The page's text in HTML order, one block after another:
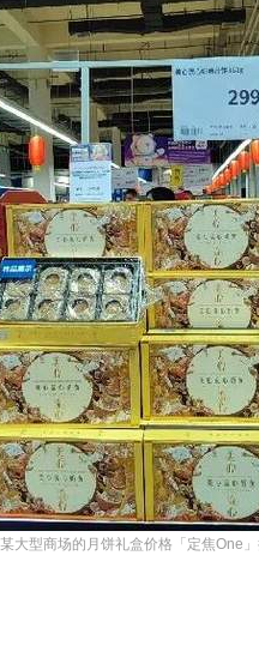
某大型商场的月饼礼盒价格「定焦One